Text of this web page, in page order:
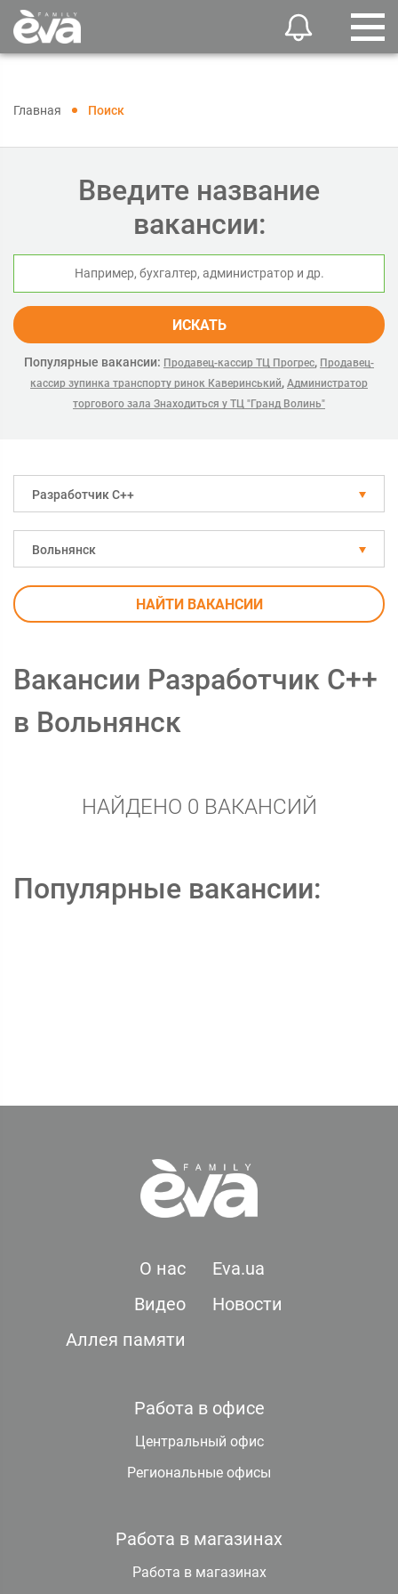
Главная Поиск
Введите название
вакансии:
ИСКАТЬ
Популярные вакансии: Продавец-кассир ТЦ Прогрес, Продавец-
кассир зупинка транспорту ринок Каверинський, Администратор
торгового зала Знаходиться у ТЦ "Гранд Волинь"
Разработчик С++
Вольнянск
НАЙТИ ВАКАНСИИ
Вакансии Разработчик С++
в Вольнянск
НАЙДЕНО 0 ВАКАНСИЙ
Популярные вакансии:
О нас
Eva.ua
Видео
Новости
Аллея памяти
Работа в офисе
Центральный офис
Региональные офисы
Работа в магазинах
Работа в магазинах